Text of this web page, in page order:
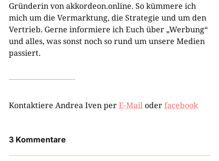
Gründerin von akkordeon.online. So kümmere ich
mich um die Vermarktung, die Strategie und um den
Vertrieb. Gerne informiere ich Euch über „Werbung“
und alles, was sonst noch so rund um unsere Medien
passiert.
Kontaktiere Andrea Iven perE-Mailoderfacebook
3 Kommentare